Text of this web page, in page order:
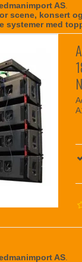
AS
scene, konsert
systemer med
AS